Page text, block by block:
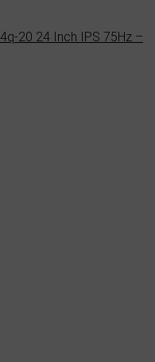
20 24 Inch IPS 75Hz –